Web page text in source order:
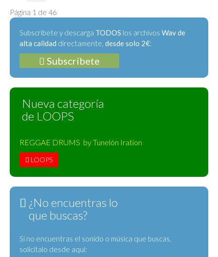
Página 1 de 46
Subscríbete y descarga TODOS los archivos Wav de
alta calidad directamente, desde solo 2€:
Subscríbete
Nueva categoría
de LOOPS
REGGAE DRUMS by Tunelón Iration
LOOPS
¿No encuentras lo
que buscas?
Si no encuentras el sonido o música que buscas,
solicítalo desde aquí: